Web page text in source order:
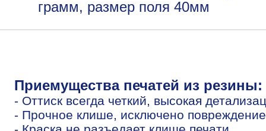
грамм, размер поля 40мм
Приемущества печатей из резины:
- Оттиск всегда четкий, высокая
- Прочное клише, исключено